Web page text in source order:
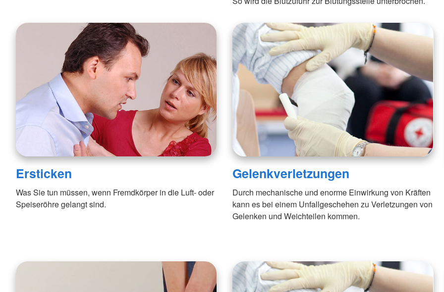
Ersticken
Was Sie tun müssen, wenn Fremdkörper in die Luft- oder
Speiseröhre gelangt sind.
Gelenkverletzungen
Durch mechanische und enorme Einwirkung von Kräften
kann es bei einem Unfallgeschehen zu Verletzungen von
Gelenken und Weichteilen kommen.